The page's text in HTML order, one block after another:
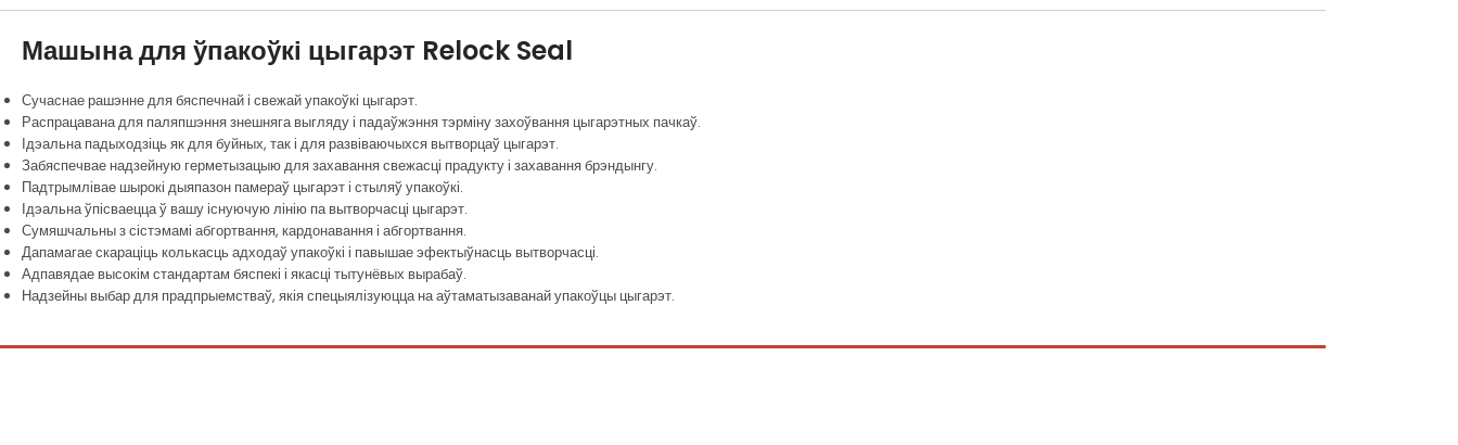
Машына для ўпакоўкі цыгарэт Relock Seal
Сучаснае рашэнне для бяспечнай і свежай упакоўкі цыгарэт.
Распрацавана для паляпшэння знешняга выгляду і падаўжэння тэрміну захоўвання цыгарэтных пачкаў.
Ідэальна падыходзіць як для буйных, так і для развіваючыхся вытворцаў цыгарэт.
Забяспечвае надзейную герметызацыю для захавання свежасці прадукту і захавання брэндынгу.
Падтрымлівае шырокі дыяпазон памераў цыгарэт і стыляў упакоўкі.
Ідэальна ўпісваецца ў вашу існуючую лінію па вытворчасці цыгарэт.
Сумяшчальны з сістэмамі абгортвання, кардонавання і абгортвання.
Дапамагае скараціць колькасць адходаў упакоўкі і павышае эфектыўнасць вытворчасці.
Адпавядае высокім стандартам бяспекі і якасці тытунёвых вырабаў.
Надзейны выбар для прадпрыемстваў, якія спецыялізуюцца на аўтаматызаванай упакоўцы цыгарэт.